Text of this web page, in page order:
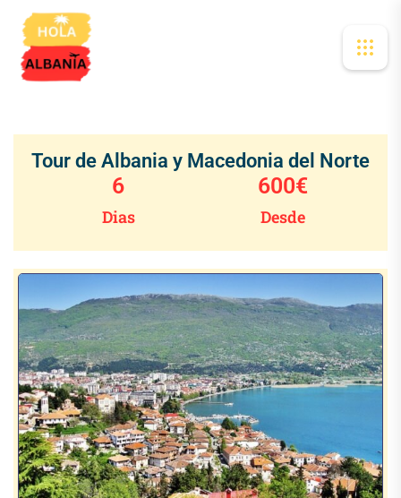
Tour de Albania y Macedonia del Norte
Dias
6
Desde
600€